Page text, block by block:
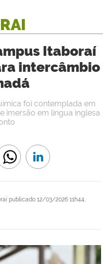
Itaboraí
intercâmbio
publicado 12/03/2026 11h44,
foi contemplada em
imersão em língua inglesa